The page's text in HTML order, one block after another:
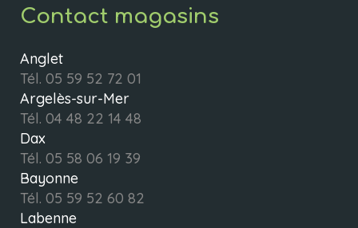
Contact magasins
Anglet
Tél. 05 59 52 72 01
Argelès-sur-Mer
Tél. 04 48 22 14 48
Dax
Tél. 05 58 06 19 39
Bayonne
Tél. 05 59 52 60 82
Labenne